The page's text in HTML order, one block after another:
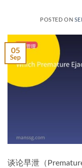
POSTED ON
05
Sep
谈论早泄（